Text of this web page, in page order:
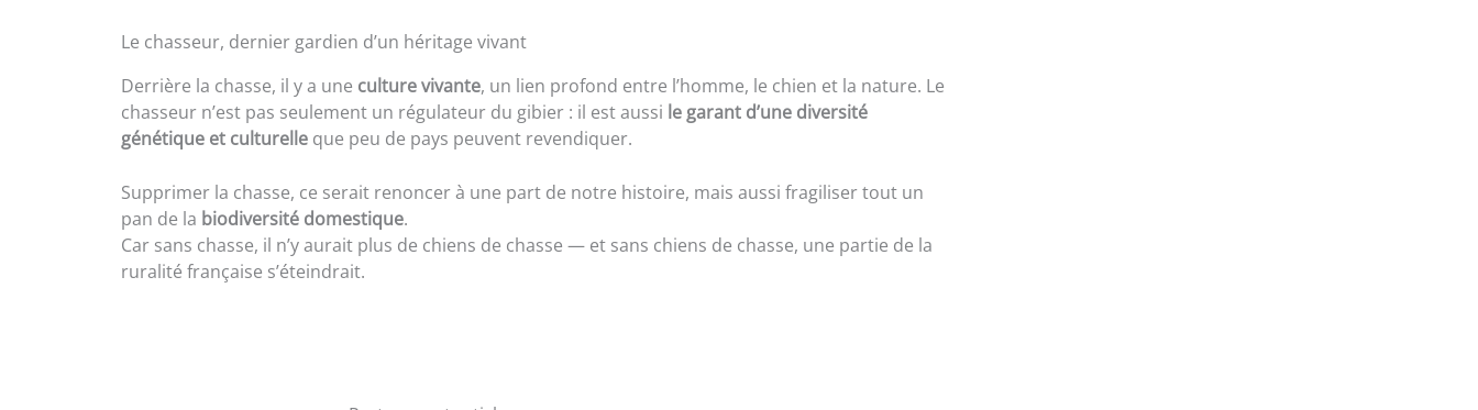
Le chasseur, dernier gardien d’un héritage vivant
Derrière la chasse, il y a une culture vivante, un lien profond entre l’homme, le chien et la nature. Le
chasseur n’est pas seulement un régulateur du gibier : il est aussi le garant d’une diversité
génétique et culturelle que peu de pays peuvent revendiquer.
Supprimer la chasse, ce serait renoncer à une part de notre histoire, mais aussi fragiliser tout un
pan de la biodiversité domestique.
Car sans chasse, il n’y aurait plus de chiens de chasse — et sans chiens de chasse, une partie de la
ruralité française s’éteindrait.